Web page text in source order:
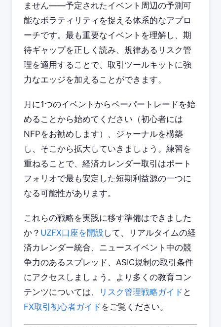
ません——予定されたイベント周辺の予測可
能なボラティリティを捉える体系的なアプロ
ーチです。最も重要なイベントを理解し、期
待ギャップを正しく読み、規律あるリスク管
理を適用することで、取引ツールキットに強
力なエッジを加えることができます。
月に1つのイベントからペーパートレードを始
めることから始めてください（初心者には
NFPをお勧めします）、ジャーナルを構築
し、そこから拡大していきましょう。練習を
重ねることで、経済カレンダー取引はポート
フォリオで最も安定した短期利益源の一つに
なる可能性があります。
これらの戦略を実践に移す準備はできました
か？ UZFX口座を開設 して、リアルタイムの経
済カレンダー統合、ニュースイベント中の競
争力のあるスプレッド、ASIC規制の取引条件
にアクセスしましょう。より多くの教育コン
テンツについては、
リスク管理戦略ガイド と
FX取引初心者ガイド をご覧ください。